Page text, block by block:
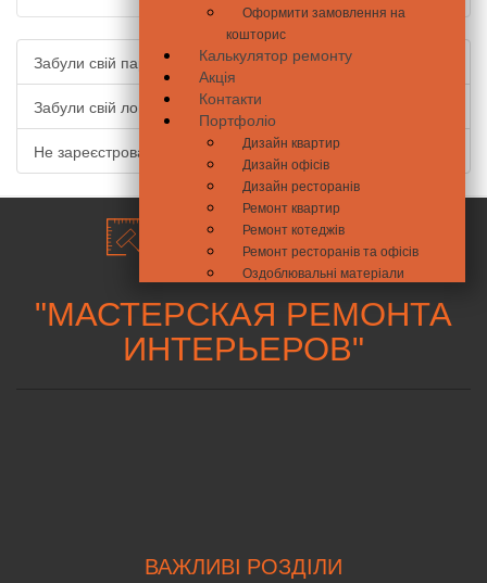
Оформити замовлення на
кошторис
Калькулятор ремонту
Акція
Контакти
Портфоліо
Дизайн квартир
Дизайн офісів
Дизайн ресторанів
Ремонт квартир
Ремонт котеджів
Ремонт ресторанів та офісів
Оздоблювальні матеріали
Забули свій пароль?
Забули свій логін?
Не зареєстровані?
"МАСТЕРСКАЯ РЕМОНТА
ИНТЕРЬЕРОВ"
ВАЖЛИВІ РОЗДІЛИ